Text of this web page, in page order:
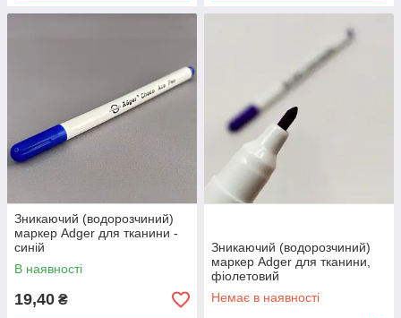
Зникаючий (водорозчиний)
маркер Adger для тканини -
синій
В наявності
19,40 ₴
Зникаючий (водорозчиний)
маркер Adger для тканини,
фіолетовий
Немає в наявності